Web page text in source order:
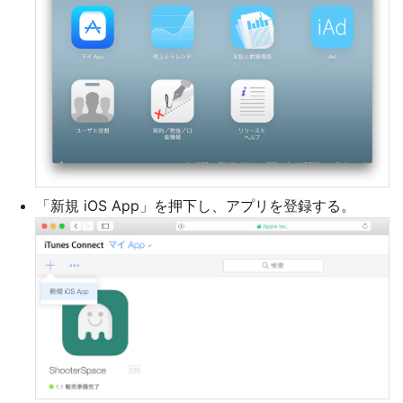
「新規 iOS App」を押下し、アプリを登録する。